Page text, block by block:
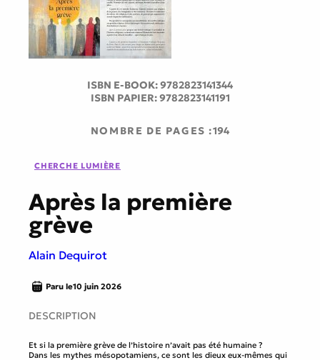
ISBN E-BOOK:9782823141344
ISBN PAPIER:9782823141191
NOMBRE DE PAGES :194
CHERCHE LUMIÈRE
Après la première
grève
Alain Dequirot
Paru le10 juin 2026
DESCRIPTION
Et si la première grève de l’histoire n’avait pas été humaine ?
Dans les mythes mésopotamiens, ce sont les dieux eux-mêmes qui